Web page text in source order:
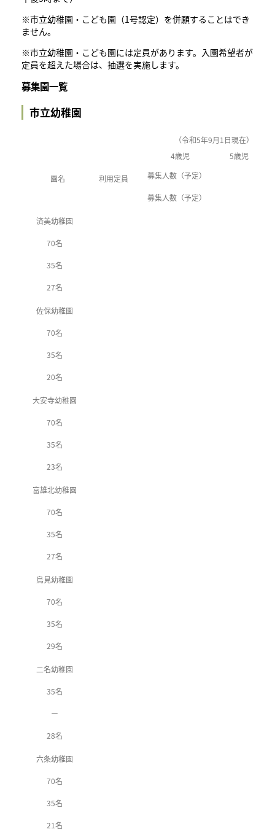
※市立幼稚園・こども園（1号認定）を併願することはでき
ません。
※市立幼稚園・こども園には定員があります。入園希望者が
定員を超えた場合は、抽選を実施します。
募集園一覧
市立幼稚園
（令和5年9月1日現在）
園名 利用定員
4歳児
5歳児
募集人数（予定）
募集人数（予定）
済美幼稚園
70名
35名
27名
佐保幼稚園
70名
35名
20名
大安寺幼稚園
70名
35名
23名
富雄北幼稚園
70名
35名
27名
鳥見幼稚園
70名
35名
29名
二名幼稚園
35名
ー
28名
六条幼稚園
70名
35名
21名